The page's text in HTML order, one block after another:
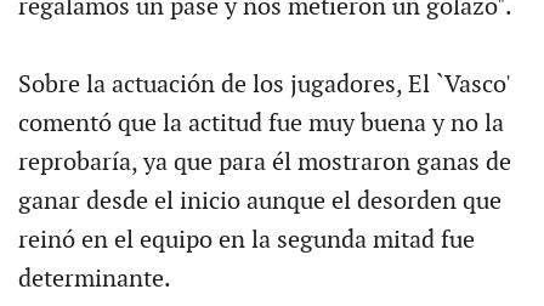
regalamos un pase y nos metieron un golazo".
Sobre la actuación de los jugadores, El `Vasco'
comentó que la actitud fue muy buena y no la
reprobaría, ya que para él mostraron ganas de
ganar desde el inicio aunque el desorden que
reinó en el equipo en la segunda mitad fue
determinante.